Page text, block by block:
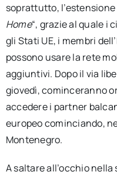
soprattutto, l’estensione
Home“, grazie al quale i
gli Stati UE, i membri
possono usare la rete
aggiuntivi. Dopo il via
giovedì, cominceranno
accedere i partner
europeo cominciando,
Montenegro.
A saltare all’occhio